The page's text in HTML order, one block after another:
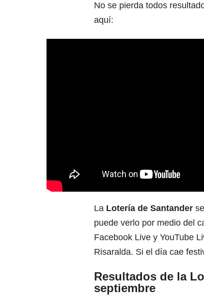
No se pierda todos
aquí:
La Lotería de Santander
puede verlo por medio del
Facebook Live y YouTube
Risaralda. Si el día cae
Resultados de la
septiembre